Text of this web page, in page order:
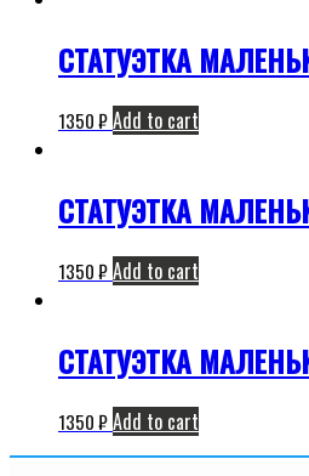
СТАТУЭТКА
1350₽Add to cart
СТАТУЭТКА
1350₽Add to cart
СТАТУЭТКА
1350₽Add to cart